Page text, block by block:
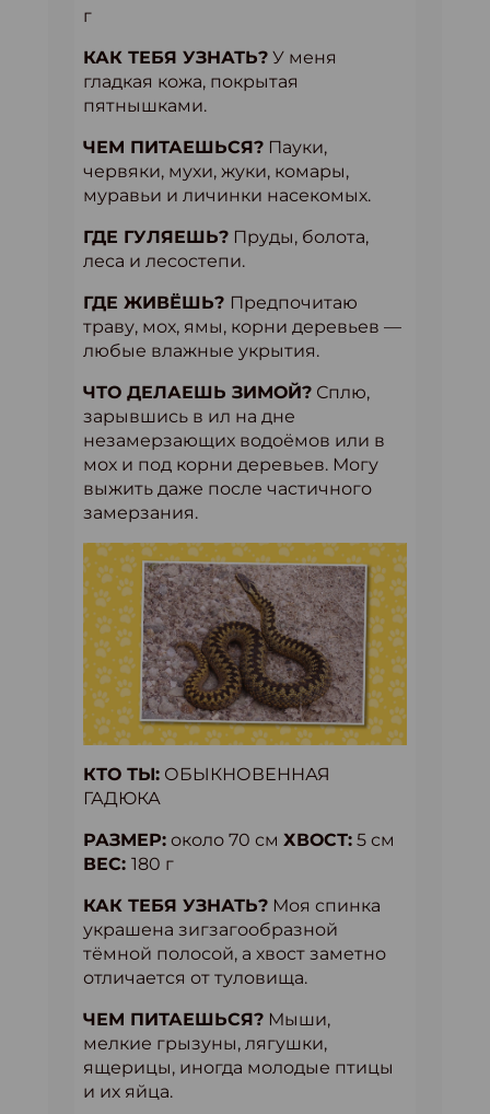
г
КАК ТЕБЯ УЗНАТЬ? У меня
гладкая кожа, покрытая
пятнышками.
ЧЕМ ПИТАЕШЬСЯ? Пауки,
червяки, мухи, жуки, комары,
муравьи и личинки насекомых.
ГДЕ ГУЛЯЕШЬ? Пруды, болота,
леса и лесостепи.
ГДЕ ЖИВЁШЬ? Предпочитаю
траву, мох, ямы, корни деревьев —
любые влажные укрытия.
ЧТО ДЕЛАЕШЬ ЗИМОЙ? Сплю,
зарывшись в ил на дне
незамерзающих водоёмов или в
мох и под корни деревьев. Могу
выжить даже после частичного
замерзания.
КТО ТЫ: ОБЫКНОВЕННАЯ
ГАДЮКА
РАЗМЕР: около 70 см ХВОСТ: 5 см
ВЕС: 180 г
КАК ТЕБЯ УЗНАТЬ? Моя спинка
украшена зигзагообразной
тёмной полосой, а хвост заметно
отличается от туловища.
ЧЕМ ПИТАЕШЬСЯ? Мыши,
мелкие грызуны, лягушки,
ящерицы, иногда молодые птицы
и их яйца.